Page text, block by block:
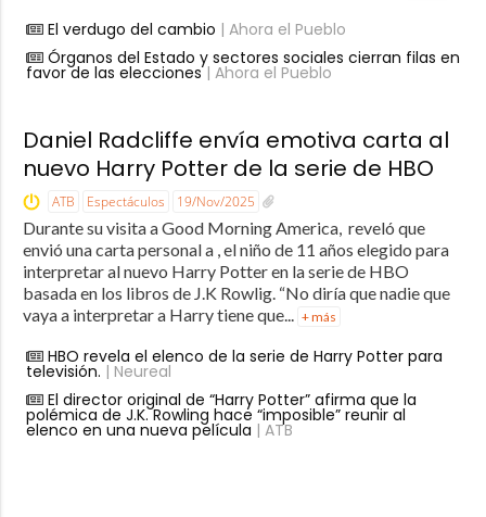
El verdugo del cambio | Ahora el Pueblo
Órganos del Estado y sectores sociales cierran filas en
favor de las elecciones| Ahora el Pueblo
Daniel Radcliffe envía emotiva carta al
nuevo Harry Potter de la serie de HBO
ATB Espectáculos 19/Nov/2025
Durante su visita a Good Morning America, reveló que
envió una carta personal a , el niño de 11 años elegido para
interpretar al nuevo Harry Potter en la serie de HBO
basada en los libros de J.K Rowlig. “No diría que nadie que
vaya a interpretar a Harry tiene que... + más
HBO revela el elenco de la serie de Harry Potter para
televisión. | Neureal
El director original de “Harry Potter” afirma que la
polémica de J.K. Rowling hace “imposible” reunir al
elenco en una nueva película | ATB